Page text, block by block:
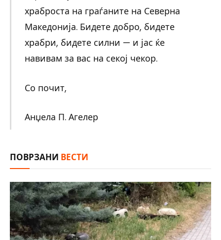
храброста на граѓаните на Северна
Македонија. Бидете добро, бидете
храбри, бидете силни — и јас ќе
навивам за вас на секој чекор.
Со почит,
Анџела П. Агелер
ПОВРЗАНИ ВЕСТИ